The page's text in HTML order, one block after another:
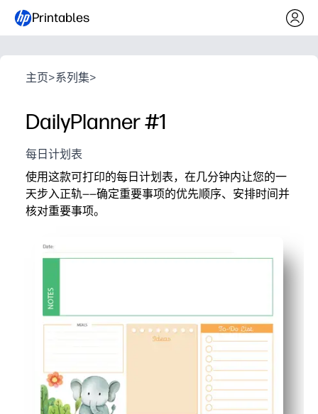
Printables
主页>系列集>
DailyPlanner #1
每日计划表
使用这款可打印的每日计划表，在几分钟内让您的一
天步入正轨——确定重要事项的优先顺序、安排时间并
核对重要事项。
打印即用布局可以节省时间——只需添加日期、优先事
清晰的分区可将约会、任务和笔记保存在一个视图中
每天可重复使用-根据需要重新打印，以建立一致的例